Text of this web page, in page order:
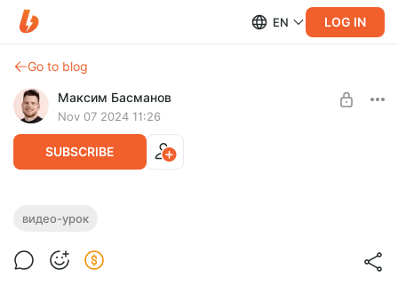
EN LOG IN
Go to blog
Максим Басманов
Nov 07 2024 11:26
SUBSCRIBE
Быстрая тень прозрачных для объектов
Записал короткое но полезное видео как рисовать тени для
прозрачных объектов в фотошоп
видео-урок